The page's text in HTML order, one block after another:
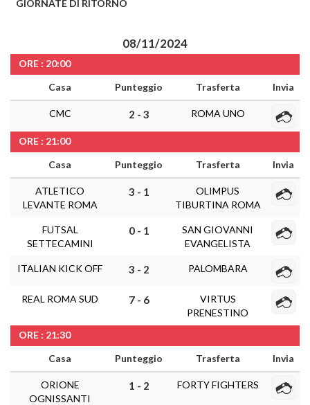
GIORNATE DI RITORNO
08/11/2024
ORE : 20:00
Casa
Punteggio Trasferta Invia
CMC 2 - 3 ROMA UNO
ORE : 21:00
Casa
Punteggio Trasferta Invia
ATLETICO
LEVANTE ROMA
3 - 1
OLIMPUS
TIBURTINA ROMA
FUTSAL
SETTECAMINI
0 - 1
SAN GIOVANNI
EVANGELISTA
ITALIAN KICK OFF 3 - 2 PALOMBARA
REAL ROMA SUD 7 - 6
VIRTUS
PRENESTINO
ORE : 21:30
Casa
Punteggio Trasferta Invia
ORIONE
OGNISSANTI
1 - 2 FORTY FIGHTERS